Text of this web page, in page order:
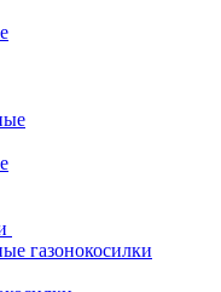
газонокосилки